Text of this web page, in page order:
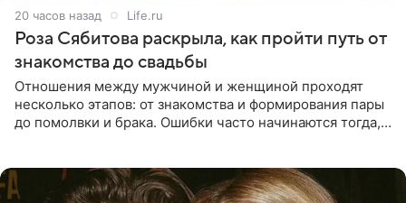
20 часов назад Life.ru
Роза Сябитова раскрыла, как пройти путь от
знакомства до свадьбы
Отношения между мужчиной и женщиной проходят
несколько этапов: от знакомства и формирования пары
до помолвки и брака. Ошибки часто начинаются тогда,